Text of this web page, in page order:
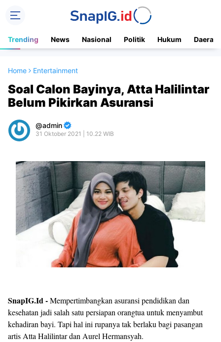
Trending News Nasional Politik Hukum Daerah
Home Entertainment
Soal Calon Bayinya, Atta Halilintar
Belum Pikirkan Asuransi
admin
31 Oktober 2021 | 10.22 WIB
SnapIG.Id -Mempertimbangkan asuransi pendidikan dan
kesehatan jadi salah satu persiapan orangtua untuk menyambut
kehadiran bayi. Tapi hal ini rupanya tak berlaku bagi pasangan
artis Atta Halilintar dan Aurel Hermansyah.